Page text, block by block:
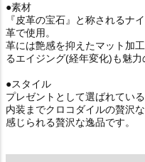
●素材
『皮革の宝石』と称されるナ
革で使用。
革には艶感を抑えたマット加
るエイジング(経年変化)も魅力
●スタイル
プレゼントとして選ばれてい
内装までクロコダイルの贅沢
感じられる贅沢な逸品です。